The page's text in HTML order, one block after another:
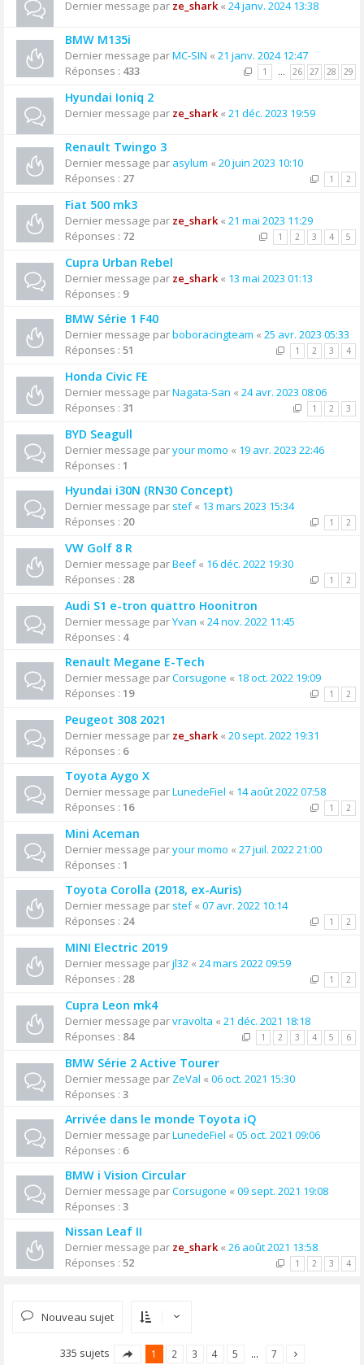
Dernier message par ze_shark« 24 janv. 2024 13:38
BMW M135i
Dernier message parMC-SIN « 21 janv. 2024 12:47
Réponses : 433 1 … 26 27 28 29
Hyundai Ioniq 2
Dernier message par ze_shark« 21 déc. 2023 19:59
Renault Twingo 3
Dernier message par asylum « 20 juin 2023 10:10
Réponses : 27 1 2
Fiat 500 mk3
Dernier message par ze_shark« 21 mai 2023 11:29
Réponses : 72 1 2 3 4 5
Cupra Urban Rebel
Dernier message par ze_shark« 13 mai 2023 01:13
Réponses : 9
BMW Série 1 F40
Dernier message parboboracingteam « 25 avr. 2023 05:33
Réponses : 51 1 2 3 4
Honda Civic FE
Dernier message parNagata-San « 24 avr. 2023 08:06
Réponses : 31 1 2 3
BYD Seagull
Dernier message paryour momo « 19 avr. 2023 22:46
Réponses : 1
Hyundai i30N (RN30 Concept)
Dernier message par stef« 13 mars 2023 15:34
Réponses : 20 1 2
VW Golf 8 R
Dernier message parBeef« 16 déc. 2022 19:30
Réponses : 28 1 2
Audi S1 e-tron quattro Hoonitron
Dernier message parYvan « 24 nov. 2022 11:45
Réponses : 4
Renault Megane E-Tech
Dernier message parCorsugone « 18 oct. 2022 19:09
Réponses : 19 1 2
Peugeot 308 2021
Dernier message par ze_shark« 20 sept. 2022 19:31
Réponses : 6
Toyota Aygo X
Dernier message parLunedeFiel « 14 août 2022 07:58
Réponses : 16 1 2
Mini Aceman
Dernier message paryour momo « 27 juil. 2022 21:00
Réponses : 1
Toyota Corolla (2018, ex-Auris)
Dernier message par stef« 07 avr. 2022 10:14
Réponses : 24 1 2
MINI Electric 2019
Dernier message parjl32 « 24 mars 2022 09:59
Réponses : 28 1 2
Cupra Leon mk4
Dernier message parvravolta « 21 déc. 2021 18:18
Réponses : 84 1 2 3 4 5 6
BMW Série 2 Active Tourer
Dernier message par ZeVal « 06 oct. 2021 15:30
Réponses : 3
Arrivée dans le monde Toyota iQ
Dernier message parLunedeFiel « 05 oct. 2021 09:06
Réponses : 6
BMW i Vision Circular
Dernier message parCorsugone « 09 sept. 2021 19:08
Réponses : 3
Nissan Leaf II
Dernier message par ze_shark« 26 août 2021 13:58
Réponses : 52 1 2 3 4
Nouveau sujet
335 sujets 1 2 3 4 5 … 7